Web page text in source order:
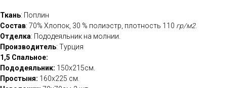
Ткань: Поплин
Состав: 70% Хлопок, 30 % полиэстр, плотность 110 гр/м2.
Отделка: Пододеяльник на молнии.
Производитель: Турция
1,5 Спальное:
Пододеяльник: 150х215см.
Простыня: 160х225 см.